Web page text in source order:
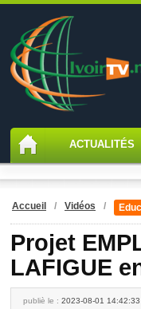
ACTUALITÉS
Accueil / Vidéos /
Projet
LAFIGUE
publiè le : 2023-08-01 14:42:33